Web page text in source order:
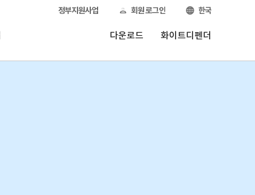
정부지원사업 회원 로그인 한국
다운로드 화이트디펜더